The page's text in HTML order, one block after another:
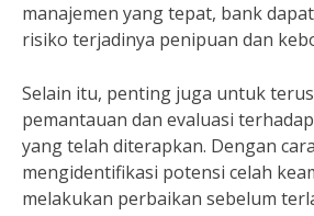
manajemen yang tepat, bank
risiko terjadinya penipuan dan
Selain itu, penting juga untuk
pemantauan dan evaluasi
yang telah diterapkan. Dengan
mengidentifikasi potensi celah
melakukan perbaikan sebelum